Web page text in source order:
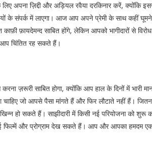
अपना ज़िद्दी और अड़ियल रवैया दरकिनार करें, क्योंकि
के संपर्क में लाएगा। आज आप अपने प्रेमी के साथ कहीं
फ़ायदेमन्द साबित होंगे, लेकिन आपको भागीदारों
चिंतित रह सकते हैं।
ज़रूरी साबित होगा, क्योंकि आप हाल के दिनों में भारी
चाहिए जो आपसे पैसा मांगते हैं और फिर लौटाते नहीं हैं।
हो सकते हैं। साझीदारी में किसी नई परियोजना को
फिल्में और प्रोग्राम देख सकते हैं। आप और आपका हमदम